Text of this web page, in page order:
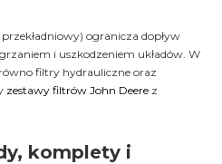
ogranicza dopływ
i uszkodzeniem układów. W
filtry hydrauliczne oraz
zestawy filtrów John Deere z
komplety i